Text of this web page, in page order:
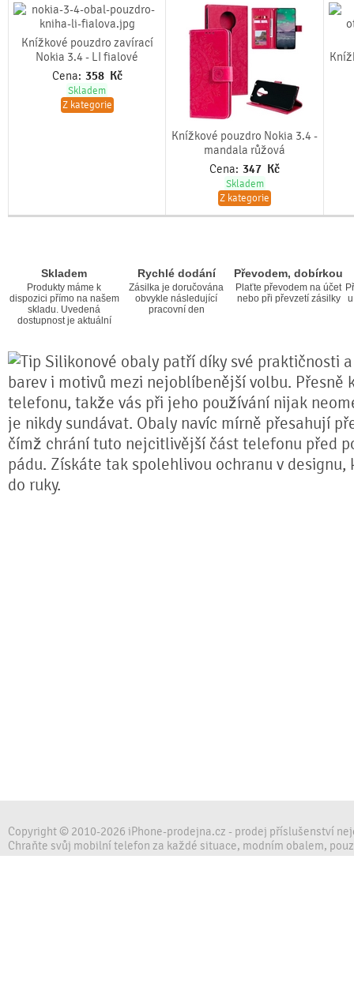
Knížkové pouzdro zavírací
Nokia 3.4 - LI fialové
Cena: 358 Kč
Skladem
Z kategorie
Knížkové pouzdro Nokia 3.4 -
mandala růžová
Cena: 347 Kč
Skladem
Z kategorie
Skladem
Produkty máme k
dispozici přímo na našem
skladu. Uvedená
dostupnost je aktuální
Rychlé dodání
Zásilka je doručována
obvykle následující
pracovní den
Převodem, dobírkou
Plaťte převodem na účet
nebo při převzetí zásilky
Silikonové obaly patří díky své praktičnosti
barev i motivů mezi nejoblíbenější volbu. Přesně
telefonu, takže vás při jeho používání nijak
je nikdy sundávat. Obaly navíc mírně přesahují
čímž chrání tuto nejcitlivější část telefonu před
pádu. Získáte tak spolehlivou ochranu v designu,
do ruky.
Copyright © 2010-2026 iPhone-prodejna.cz - prodej příslušenství
Chraňte svůj mobilní telefon za každé situace, modním obalem,